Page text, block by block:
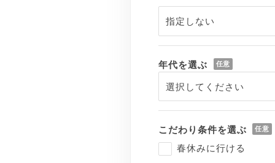
年代を選ぶ
こだわり条件を選ぶ
春休みに行ける